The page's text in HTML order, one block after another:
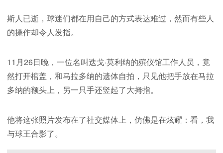
斯人已逝，球迷们都在用自己的方式表达难过，然而有些人
的操作却令人发指。
11月26日晚，一位名叫迭戈·莫利纳的殡仪馆工作人员，竟
然打开棺盖，和马拉多纳的遗体自拍，只见他把手放在马拉
多纳的额头上，另一只手还竖起了大拇指。
他将这张照片发布在了社交媒体上，仿佛是在炫耀：看，我
与球王合影了。